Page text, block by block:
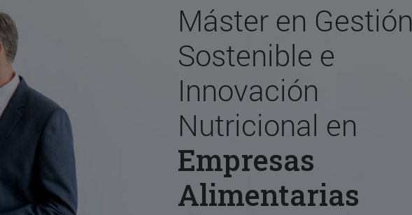
Máster en Gestión
Sostenible e
Innovación
Nutricional en
Empresas
Alimentarias